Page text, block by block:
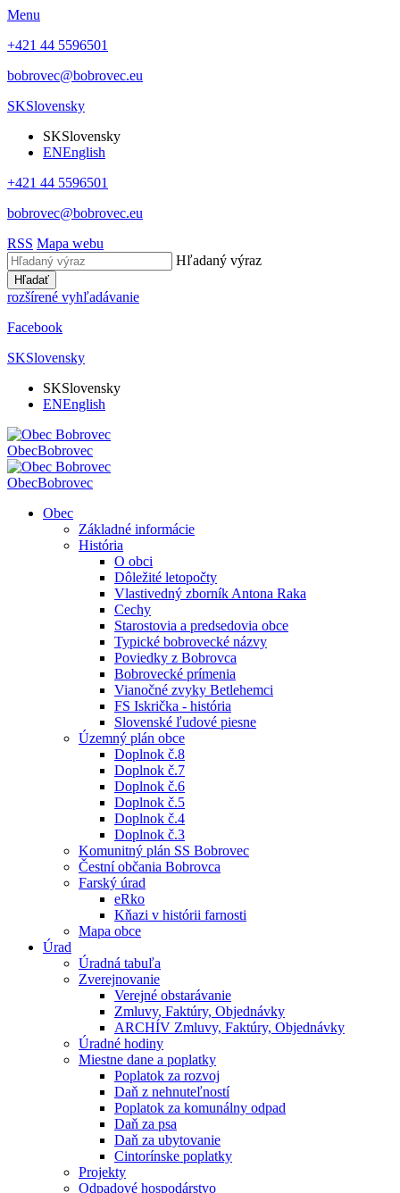
Menu
+421 44 5596501
bobrovec@bobrovec.eu
SKSlovensky
SKSlovensky
ENEnglish
+421 44 5596501
bobrovec@bobrovec.eu
RSS Mapa webu
Hľadaný výraz
Hľadať
rozšírené vyhľadávanie
Facebook
SKSlovensky
SKSlovensky
ENEnglish
ObecBobrovec
ObecBobrovec
Obec
Základné informácie
História
O obci
Dôležité letopočty
Vlastivedný zborník Antona Raka
Cechy
Starostovia a predsedovia obce
Typické bobrovecké názvy
Poviedky z Bobrovca
Bobrovecké prímenia
Vianočné zvyky Betlehemci
FS Iskrička - história
Slovenské ľudové piesne
Územný plán obce
Doplnok č.8
Doplnok č.7
Doplnok č.6
Doplnok č.5
Doplnok č.4
Doplnok č.3
Komunitný plán SS Bobrovec
Čestní občania Bobrovca
Farský úrad
eRko
Kňazi v histórii farnosti
Mapa obce
Úrad
Úradná tabuľa
Zverejnovanie
Verejné obstarávanie
Zmluvy, Faktúry, Objednávky
ARCHÍV Zmluvy, Faktúry, Objednávky
Úradné hodiny
Miestne dane a poplatky
Poplatok za rozvoj
Daň z nehnuteľností
Poplatok za komunálny odpad
Daň za psa
Daň za ubytovanie
Cintorínske poplatky
Projekty
Odpadové hospodárstvo